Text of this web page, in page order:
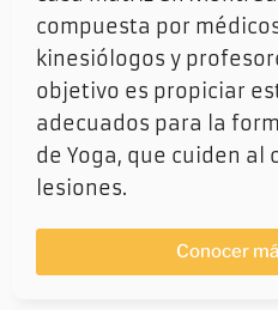
compuesta por
kinesiólogos y
objetivo es propiciar
adecuados para la
de Yoga, que cuiden al
lesiones.
Conocer